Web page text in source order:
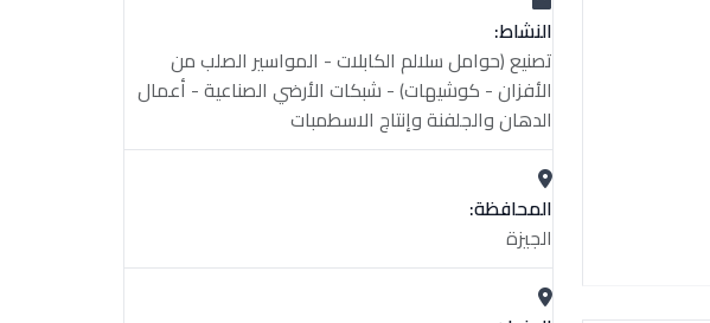
النشاط:
تصنيع (حوامل سلالم الكابلات - المواسير الصلب من
الأفزان - كوشيهات) - شبكات الأرضي الصناعية - أعمال
الدهان والجلفنة وإنتاج الاسطمبات
المحافظة:
الجيزة